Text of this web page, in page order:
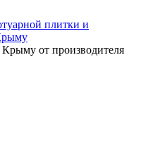
от производителя